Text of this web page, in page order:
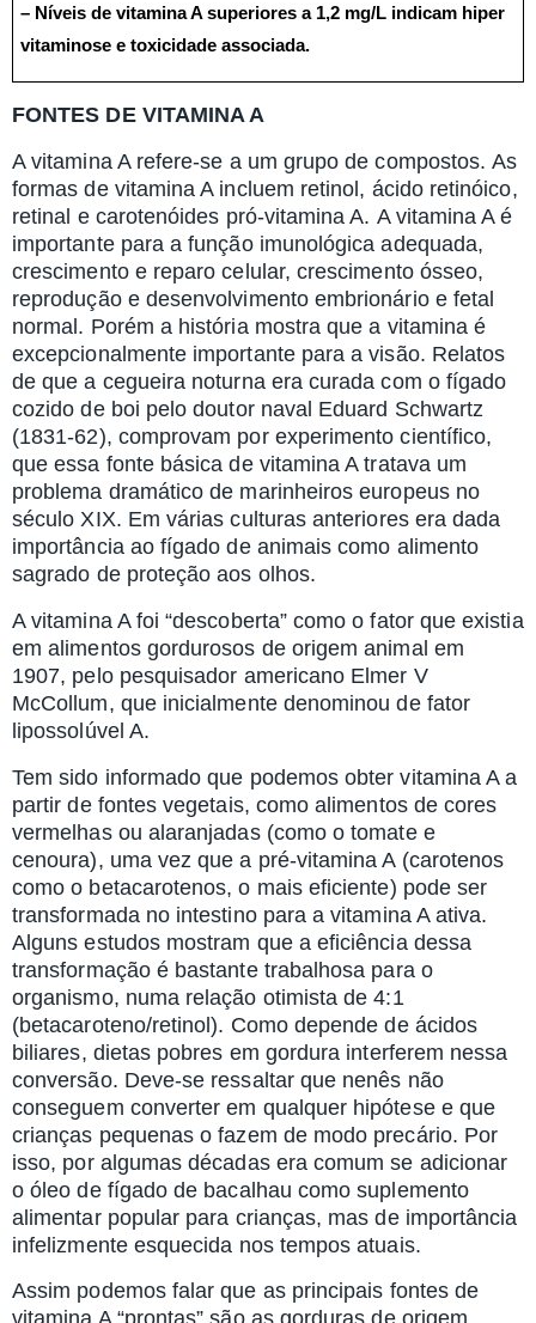
– Níveis de vitamina A superiores a 1,2 mg/L indicam hiper
vitaminose e toxicidade associada.
FONTES DE VITAMINA A
A vitamina A refere-se a um grupo de compostos. As
formas de vitamina A incluem retinol, ácido retinóico,
retinal e carotenóides pró-vitamina A. A vitamina A é
importante para a função imunológica adequada,
crescimento e reparo celular, crescimento ósseo,
reprodução e desenvolvimento embrionário e fetal
normal. Porém a história mostra que a vitamina é
excepcionalmente importante para a visão. Relatos
de que a cegueira noturna era curada com o fígado
cozido de boi pelo doutor naval Eduard Schwartz
(1831-62), comprovam por experimento científico,
que essa fonte básica de vitamina A tratava um
problema dramático de marinheiros europeus no
século XIX. Em várias culturas anteriores era dada
importância ao fígado de animais como alimento
sagrado de proteção aos olhos.
A vitamina A foi “descoberta” como o fator que existia
em alimentos gordurosos de origem animal em
1907, pelo pesquisador americano Elmer V
McCollum, que inicialmente denominou de fator
lipossolúvel A.
Tem sido informado que podemos obter vitamina A a
partir de fontes vegetais, como alimentos de cores
vermelhas ou alaranjadas (como o tomate e
cenoura), uma vez que a pré-vitamina A (carotenos
como o betacarotenos, o mais eficiente) pode ser
transformada no intestino para a vitamina A ativa.
Alguns estudos mostram que a eficiência dessa
transformação é bastante trabalhosa para o
organismo, numa relação otimista de 4:1
(betacaroteno/retinol). Como depende de ácidos
biliares, dietas pobres em gordura interferem nessa
conversão. Deve-se ressaltar que nenês não
conseguem converter em qualquer hipótese e que
crianças pequenas o fazem de modo precário. Por
isso, por algumas décadas era comum se adicionar
o óleo de fígado de bacalhau como suplemento
alimentar popular para crianças, mas de importância
infelizmente esquecida nos tempos atuais.
Assim podemos falar que as principais fontes de